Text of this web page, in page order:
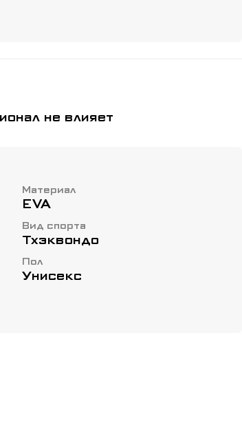
не влияет
Материал
EVA
Вид спорта
Тхэквондо
Пол
Унисекс